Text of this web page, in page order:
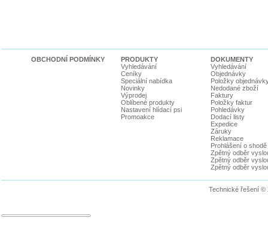
OBCHODNÍ PODMÍNKY
PRODUKTY
Vyhledávání
Ceníky
Speciální nabídka
Novinky
Výprodej
Oblíbené produkty
Nastavení hlídací psi
Promoakce
DOKUMENTY
Vyhledávání
Objednávky
Položky
Nedodané zboží
Faktury
Položky faktur
Pohledávky
Dodací listy
Expedice
Záruky
Reklamace
Prohlášení o shodě
Zpětný odběr
Zpětný odběr
Zpětný odběr
Technické řešení ©